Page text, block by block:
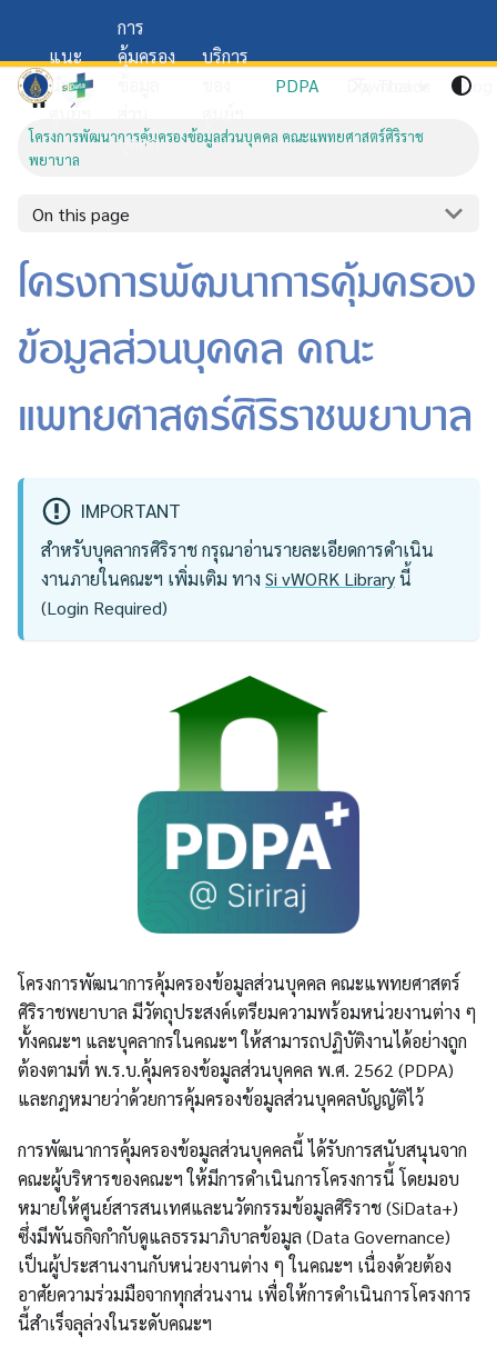
แนะ
นำ
ศูนย์ฯ
การ
คุ้มครอง
บุคคล
บริการ
PDPA Blog
โครงการพัฒนาการคุ้มครองข้อมูลส่วนบุคคล คณะแพทยศาสตร์ศิริราช
พยาบาล
On this page
โครงการพัฒนาการคุ้มครอง
ข้อมูลส่วนบุคคล คณะ
แพทยศาสตร์ศิริราชพยาบาล
IMPORTANT
สำหรับบุคลากรศิริราช กรุณาอ่านรายละเอียดการดำเนิน
งานภายในคณะฯ เพิ่มเติม ทาง Si vWORK Libraryนี้
(Login Required)
โครงการพัฒนาการคุ้มครองข้อมูลส่วนบุคคล คณะแพทยศาสตร์
ศิริราชพยาบาล มีวัตถุประสงค์เตรียมความพร้อมหน่วยงานต่าง ๆ
ทั้งคณะฯ และบุคลากรในคณะฯ ให้สามารถปฏิบัติงานได้อย่างถูก
ต้องตามที่ พ.ร.บ.คุ้มครองข้อมูลส่วนบุคคล พ.ศ. 2562 (PDPA)
และกฎหมายว่าด้วยการคุ้มครองข้อมูลส่วนบุคคลบัญญัติไว้
การพัฒนาการคุ้มครองข้อมูลส่วนบุคคลนี้ ได้รับการสนับสนุนจาก
คณะผู้บริหารของคณะฯ ให้มีการดำเนินการโครงการนี้ โดยมอบ
หมายให้ศูนย์สารสนเทศและนวัตกรรมข้อมูลศิริราช (SiData+)
ซึ่งมีพันธกิจกำกับดูแลธรรมาภิบาลข้อมูล (Data Governance)
เป็นผู้ประสานงานกับหน่วยงานต่าง ๆ ในคณะฯ เนื่องด้วยต้อง
อาศัยความร่วมมือจากทุกส่วนงาน เพื่อให้การดำเนินการโครงการ
นี้สำเร็จลุล่วงในระดับคณะฯ